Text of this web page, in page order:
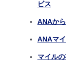
ビス
ANAか
ANAマ
マイル